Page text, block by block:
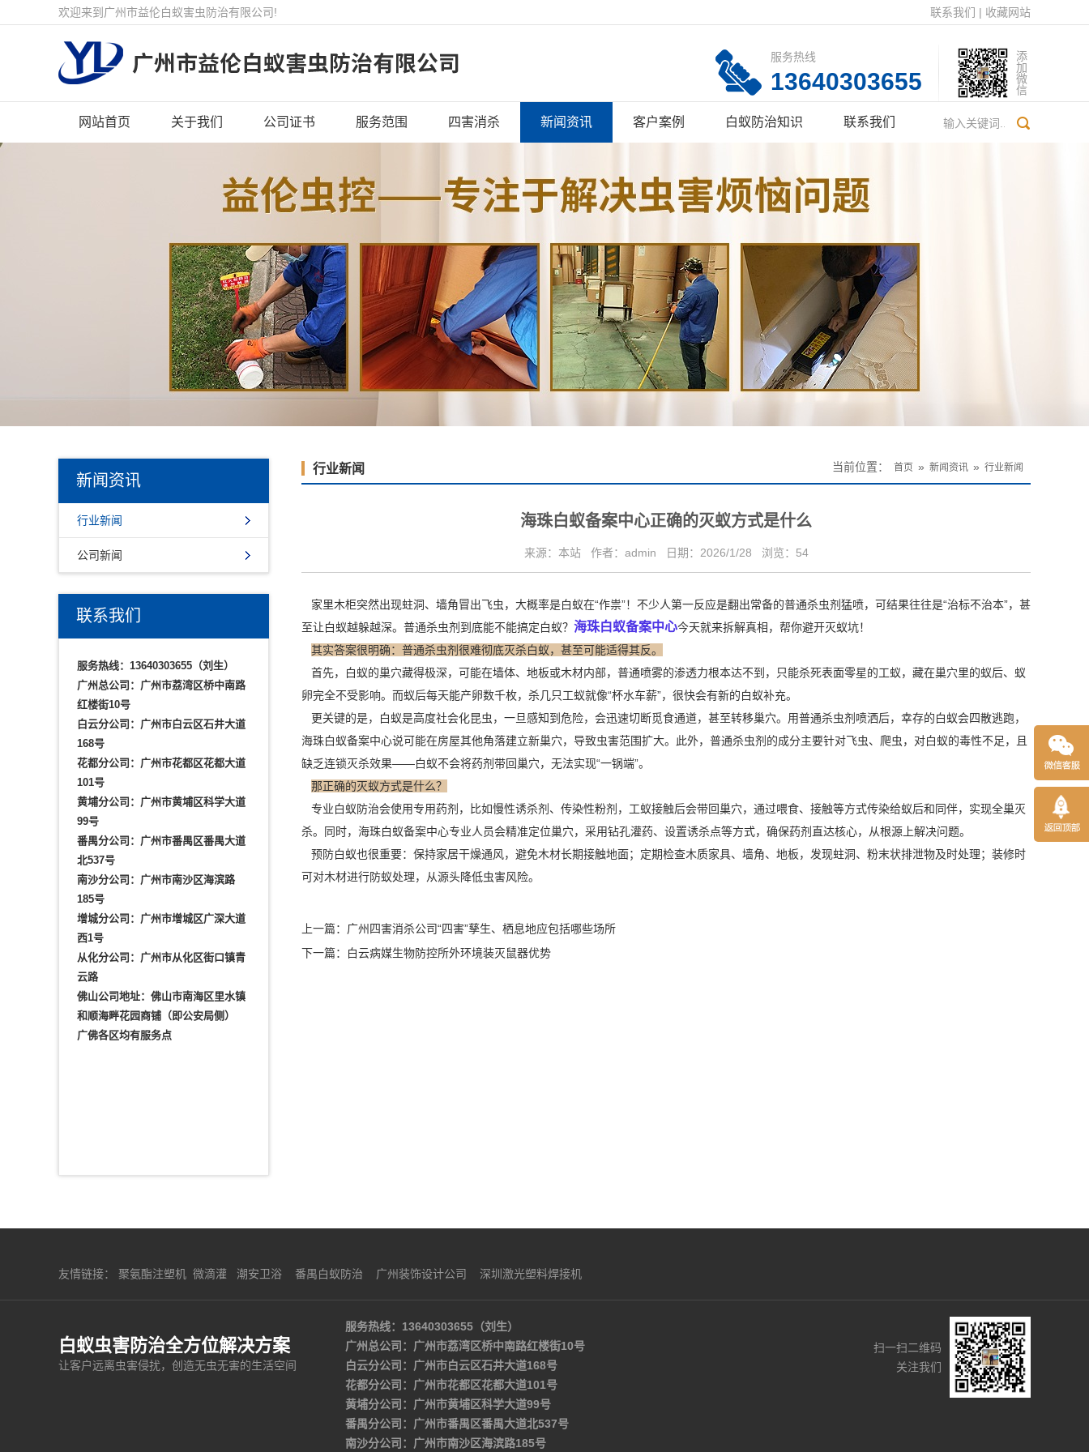
欢迎来到广州市益伦白蚁害虫防治有限公司! 联系我们 | 收藏网站
添加微信
服务热线
13640303655
网站首页 关于我们 公司证书 服务范围 四害消杀 新闻资讯 客户案例 白蚁防治知识 联系我们
新闻资讯
行业新闻
公司新闻
联系我们
服务热线：13640303655（刘生）
广州总公司：广州市荔湾区桥中南路
红楼街10号
白云分公司：广州市白云区石井大道
168号
花都分公司：广州市花都区花都大道
101号
黄埔分公司：广州市黄埔区科学大道
99号
番禺分公司：广州市番禺区番禺大道
北537号
南沙分公司：广州市南沙区海滨路
185号
增城分公司：广州市增城区广深大道
西1号
从化分公司：广州市从化区街口镇青
云路
佛山公司地址：佛山市南海区里水镇
和顺海畔花园商铺（即公安局侧）
广佛各区均有服务点
行业新闻 当前位置： 首页 » 新闻资讯 » 行业新闻
海珠白蚁备案中心正确的灭蚁方式是什么
来源：本站 作者：admin 日期：2026/1/28 浏览： 54
家里木柜突然出现蛀洞、墙角冒出飞虫，大概率是白蚁在“作祟”！不少人第一反应是翻出常备的普通杀虫剂猛喷，可结果往往是“治标不治本”，甚
至让白蚁越躲越深。普通杀虫剂到底能不能搞定白蚁？ 海珠白蚁备案中心今天就来拆解真相，帮你避开灭蚁坑！
其实答案很明确：普通杀虫剂很难彻底灭杀白蚁，甚至可能适得其反。
首先，白蚁的巢穴藏得极深，可能在墙体、地板或木材内部，普通喷雾的渗透力根本达不到，只能杀死表面零星的工蚁，藏在巢穴里的蚁后、蚁
卵完全不受影响。而蚁后每天能产卵数千枚，杀几只工蚁就像“杯水车薪”，很快会有新的白蚁补充。
更关键的是，白蚁是高度社会化昆虫，一旦感知到危险，会迅速切断觅食通道，甚至转移巢穴。用普通杀虫剂喷洒后，幸存的白蚁会四散逃跑，
海珠白蚁备案中心说可能在房屋其他角落建立新巢穴，导致虫害范围扩大。此外，普通杀虫剂的成分主要针对飞虫、爬虫，对白蚁的毒性不足，且
缺乏连锁灭杀效果——白蚁不会将药剂带回巢穴，无法实现“一锅端”。
那正确的灭蚁方式是什么？
专业白蚁防治会使用专用药剂，比如慢性诱杀剂 、传染性粉剂，工蚁接触后会带回巢穴，通过喂食、接触等方式传染给蚁后和同伴，实现全巢灭
杀。同时，海珠白蚁备案中心专业人员会精准定位巢穴，采用钻孔灌药、设置诱杀点等方式，确保药剂直达核心，从根源上解决问题。
预防白蚁也很重要：保持家居干燥通风，避免木材长期接触地面；定期检查木质家具、墙角、地板，发现蛀洞、粉末状排泄物及时处理；装修时
可对木材进行防蚁处理，从源头降低虫害风险。
上一篇： 广州四害消杀公司“四害”孳生、栖息地应包括哪些场所
下一篇：
白云病媒生物防控所外环境装灭鼠器优势
友情链接： 聚氨酯注塑机 微滴灌 潮安卫浴 番禺白蚁防治 广州装饰设计公司 深圳激光塑料焊接机
白蚁虫害防治全方位解决方案
让客户远离虫害侵扰，创造无虫无害的生活空间
服务热线：13640303655（刘生）
广州总公司：广州市荔湾区桥中南路红楼街10号
白云分公司：广州市白云区石井大道168号
花都分公司：广州市花都区花都大道101号
黄埔分公司：广州市黄埔区科学大道99号
番禺分公司：广州市番禺区番禺大道北537号
南沙分公司：广州市南沙区海滨路185号
扫一扫二维码
关注我们